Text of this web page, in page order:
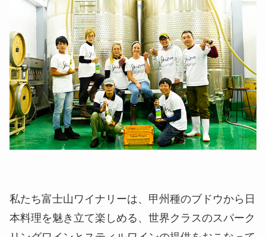
私たち富士山ワイナリーは、甲州種のブドウから日
本料理を魅き立て楽しめる、世界クラスのスパーク